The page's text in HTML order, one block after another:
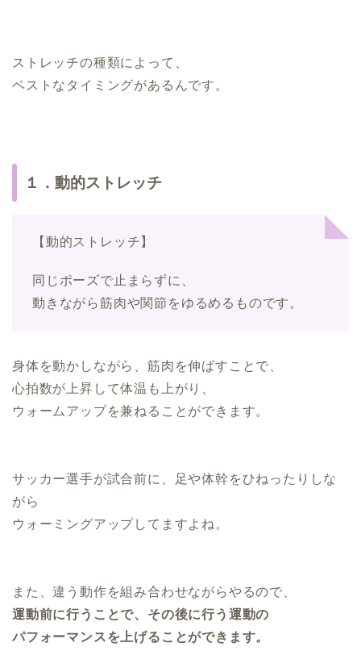
ストレッチの種類によって、
ベストなタイミングがあるんです。
１．動的ストレッチ
【動的ストレッチ】
同じポーズで止まらずに、
動きながら筋肉や関節をゆるめるものです。
身体を動かしながら、筋肉を伸ばすことで、
心拍数が上昇して体温も上がり、
ウォームアップを兼ねることができます。
サッカー選手が試合前に、足や体幹をひねったりしな
がら
ウォーミングアップしてますよね。
また、違う動作を組み合わせながらやるので、
運動前に行うことで、その後に行う運動の
パフォーマンスを上げることができます。